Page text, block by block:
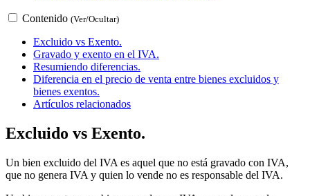
Contenido (Ver/Ocultar)
Excluido vs Exento.
Gravado y exento en el IVA.
Resumiendo diferencias.
Diferencia en el precio de venta entre bienes excluidos y
bienes exentos.
Artículos relacionados
Excluido vs Exento.
Un bien excluido del IVA es aquel que no está gravado con IVA,
que no genera IVA y quien lo vende no es responsable del IVA.